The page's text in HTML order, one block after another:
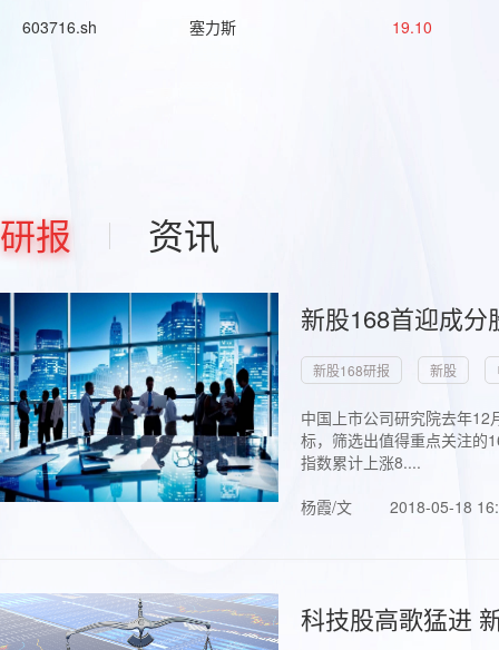
603716.sh 塞力斯 19.10
研报 资讯
新股168首迎成
新股168研报 新股
中国上市公司研究院去年
标，筛选出值得重点关注的
指数累计上涨8....
杨霞/文
2018-05-18
科技股高歌猛进